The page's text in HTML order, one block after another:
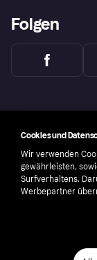
Folgen
number: 556737-0431
Cookies und
Wir verwenden
gewährleisten,
Surfverhaltens.
Werbepartner